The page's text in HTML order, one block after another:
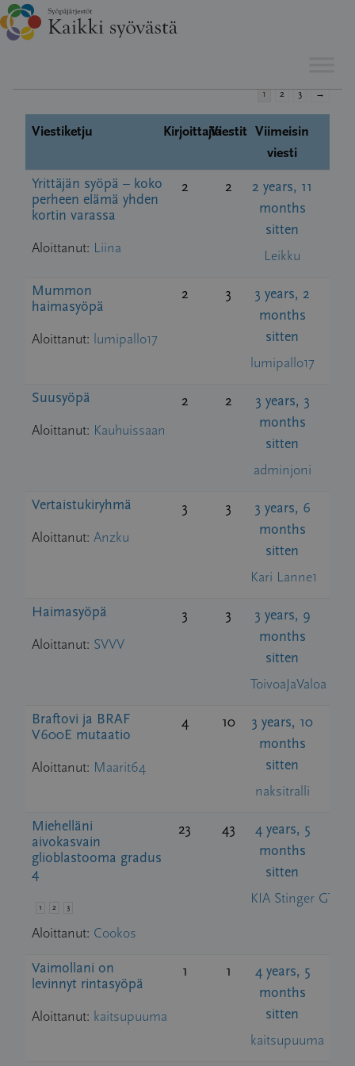
sisältöön
1 2 3 →
Viestiketju KirjoittajiaViestit Viimeisin
viesti
Yrittäjän syöpä – koko
perheen elämä yhden
kortin varassa
Aloittanut: Liina
2 2
2 years, 11
months
sitten
Leikku
Mummon
haimasyöpä
Aloittanut: lumipallo17
2 3
3 years, 2
months
sitten
lumipallo17
Suusyöpä
Aloittanut: Kauhuissaan
2 2
3 years, 3
months
sitten
adminjoni
Vertaistukiryhmä
Aloittanut: Anzku
3 3
3 years, 6
months
sitten
Kari Lanne1
Haimasyöpä
Aloittanut: SVVV
3 3
3 years, 9
months
sitten
ToivoaJaValoa
Braftovi ja BRAF
V600E mutaatio
Aloittanut: Maarit64
4 10
3 years, 10
months
sitten
naksitralli
Miehelläni
aivokasvain
glioblastooma gradus
4
1 2 3
Aloittanut: Cookos
23 43
4 years, 5
months
sitten
KIA Stinger GT
Vaimollani on
levinnyt rintasyöpä
Aloittanut: kaitsupuuma
1 1
4 years, 5
months
sitten
kaitsupuuma